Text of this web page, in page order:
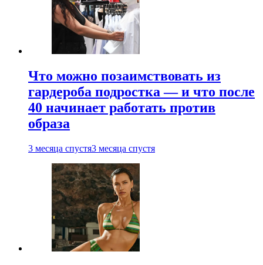
Что можно позаимствовать из
гардероба подростка — и что после
40 начинает работать против
образа
3 месяца спустя3 месяца спустя